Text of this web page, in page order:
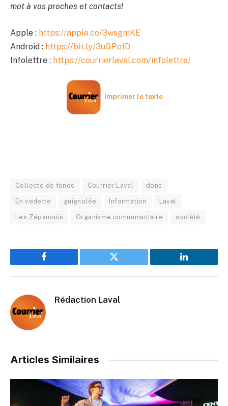
mot à vos proches et contacts!
Apple : https://apple.co/3wsgmKE
Android : https://bit.ly/3uGPo1D
Infolettre : https://courrierlaval.com/infolettre/
Imprimer le texte
Collecte de fonds Courrier Laval dons
En vedette guignolée Information Laval
Les Zépanouis Organisme communautaire société
Facebook Twitter LinkedIn
Rédaction Laval
Articles Similaires